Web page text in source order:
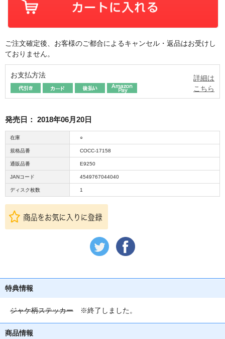
ご注文確定後、お客様のご都合によるキャンセル・返品はお受けし
ておりません。
お支払方法
詳細は
こちら
発売日： 2018年06月20日
在庫 ○
規格品番 COCC-17158
通販品番 E9250
JANコード 4549767044040
ディスク枚数 1
特典情報
ジャケ柄ステッカー ※終了しました。
商品情報